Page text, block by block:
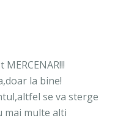
la bine!
se va sterge
mai multe alti